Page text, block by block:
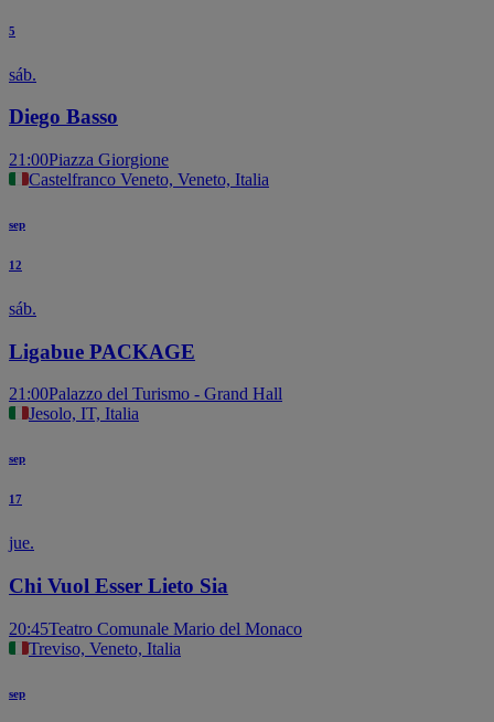
5
sáb.
Diego Basso
21:00Piazza Giorgione
Castelfranco Veneto, Veneto, Italia
sep
12
sáb.
Ligabue PACKAGE
21:00Palazzo del Turismo - Grand Hall
Jesolo, IT, Italia
sep
17
jue.
Chi Vuol Esser Lieto Sia
20:45Teatro Comunale Mario del Monaco
Treviso, Veneto, Italia
sep